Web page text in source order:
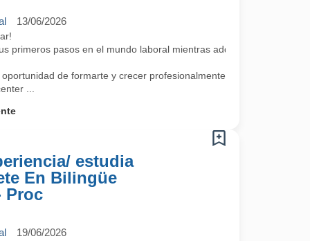
13/06/2026
primeros pasos en el mundo laboral mientras adquieres
de formarte y crecer profesionalmente a través de
...
estudia
En Bilingüe
Proc
19/06/2026